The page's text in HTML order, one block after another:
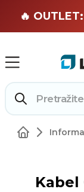
🏄
🔥
Kabel